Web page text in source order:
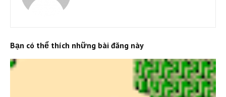
Bạn có thể thích những bài đăng này